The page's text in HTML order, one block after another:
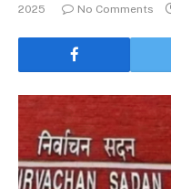
2025
No Comments